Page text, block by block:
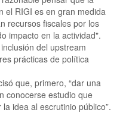
el RIGI es en gran medida
recursos fiscales por los
impacto en la actividad".
del upstream
prácticas de política
que, primero, “dar una
conocerse estudio que
idea al escrutinio público”.